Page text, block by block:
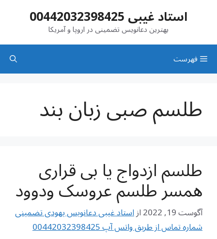
استاد غیبی 00442032398425
بهترین دعانویس تضمینی در اروپا و آمریکا
فهرست
طلسم صبی زبان بند
طلسم ازدواج یا بی قراری
همسر طلسم عروسک ودوود
آگوست 19, 2022 ازاستاد غیبی دعانویس یهودی تضمینی
شماره تماس از طریق واتس آپ 00442032398425